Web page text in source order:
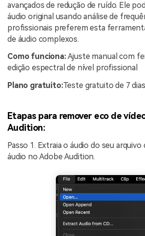
avançados de redução de ruído. Ele
áudio original usando análise de
profissionais preferem esta
de áudio complexos.
Como funciona:Ajuste manual com
edição espectral de nível profissional
Plano gratuito:Teste gratuito de 7
Etapas para remover eco de
Audition:
Passo 1. Extraia o áudio do seu arquivo
áudio no Adobe Audition.